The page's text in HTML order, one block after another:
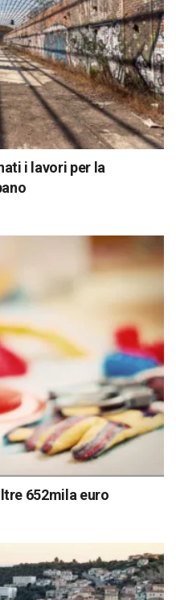
i lavori per la
652mila euro